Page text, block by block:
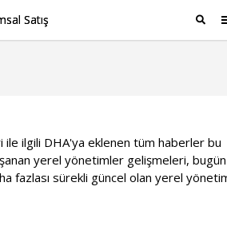
Satış
ilgili DHA'ya eklenen tüm haberler bu
yerel yönetimler gelişmeleri, bugün
fazlası sürekli güncel olan yerel